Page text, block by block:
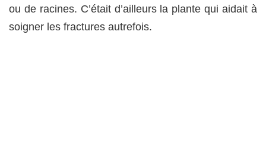
ou de racines. C’était d’ailleurs la plante qui aidait à
soigner les fractures autrefois.